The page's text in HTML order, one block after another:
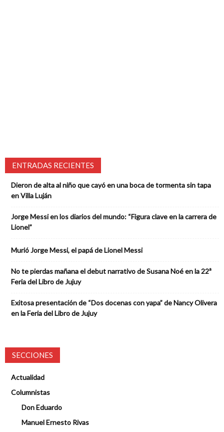
ENTRADAS RECIENTES
Dieron de alta al niño que cayó en una boca de tormenta sin tapa
en Villa Luján
Jorge Messi en los diarios del mundo: “Figura clave en la carrera de
Lionel”
Murió Jorge Messi, el papá de Lionel Messi
No te pierdas mañana el debut narrativo de Susana Noé en la 22ª
Feria del Libro de Jujuy
Exitosa presentación de “Dos docenas con yapa” de Nancy Olivera
en la Feria del Libro de Jujuy
SECCIONES
Actualidad
Columnistas
Don Eduardo
Manuel Ernesto Rivas